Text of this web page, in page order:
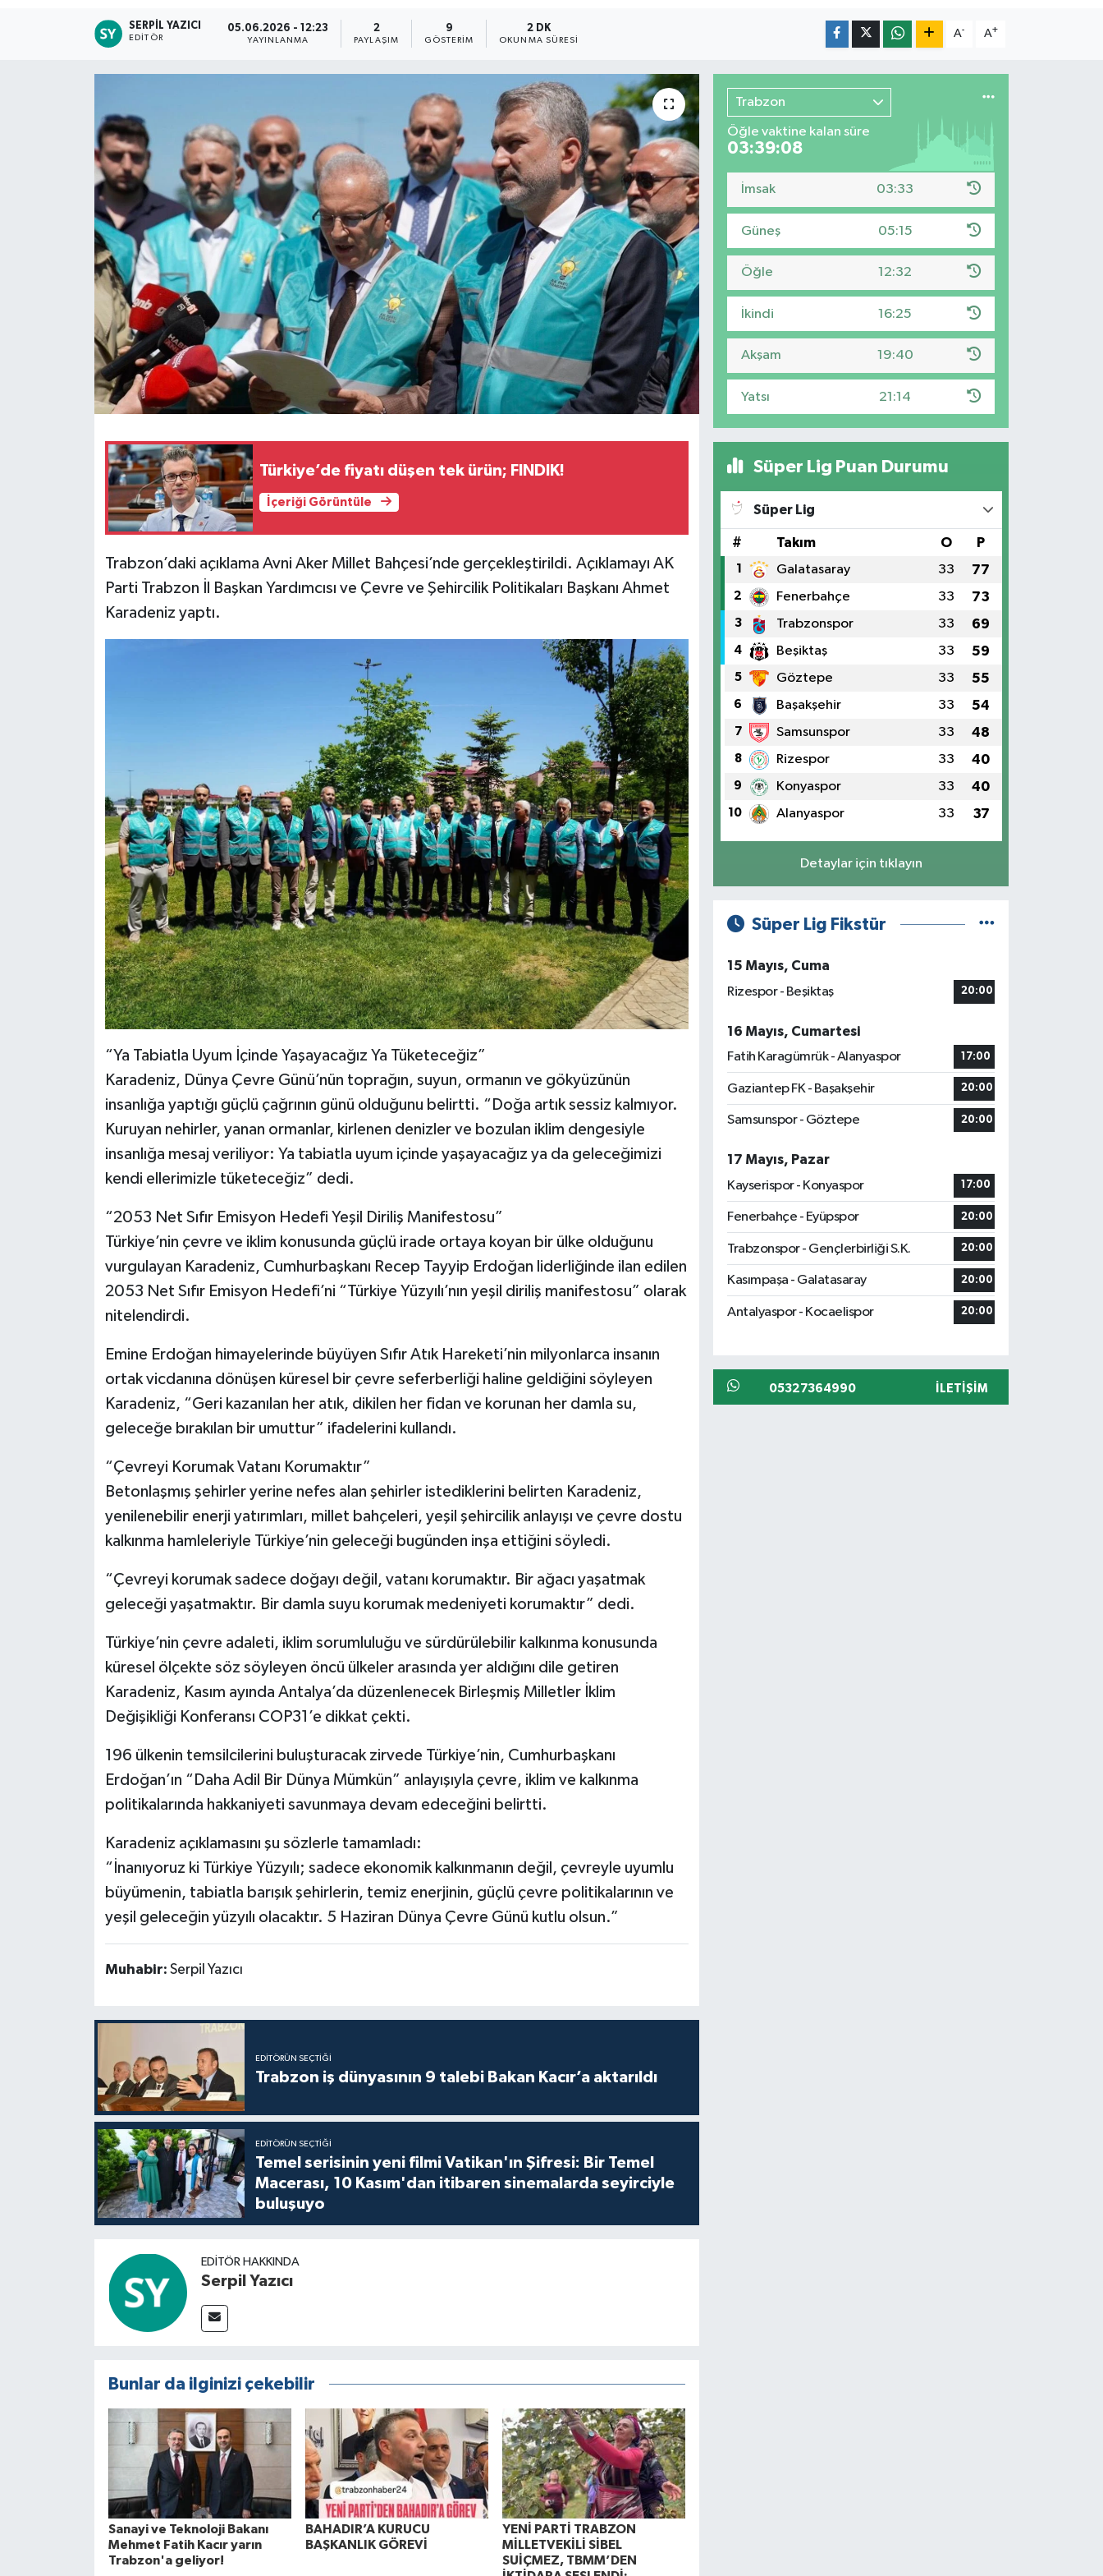
SERPIL YAZICI
EDITÖR
05.06.2026 - 12:23
YAYINLANMA
2
PAYLAŞIM
9
GÖSTERIM
2 DK
OKUNMA SÜRESI
A- A+
Türkiye’de fiyatı düşen tek ürün; FINDIK!
İçeriği Görüntüle
Trabzon’daki açıklama Avni Aker Millet Bahçesi’nde gerçekleştirildi. Açıklamayı AK
Parti Trabzon İl Başkan Yardımcısı ve Çevre ve Şehircilik Politikaları Başkanı Ahmet
Karadeniz yaptı.
“Ya Tabiatla Uyum İçinde Yaşayacağız Ya Tüketeceğiz”
Karadeniz, Dünya Çevre Günü’nün toprağın, suyun, ormanın ve gökyüzünün
insanlığa yaptığı güçlü çağrının günü olduğunu belirtti. “Doğa artık sessiz kalmıyor.
Kuruyan nehirler, yanan ormanlar, kirlenen denizler ve bozulan iklim dengesiyle
insanlığa mesaj veriliyor: Ya tabiatla uyum içinde yaşayacağız ya da geleceğimizi
kendi ellerimizle tüketeceğiz” dedi.
“2053 Net Sıfır Emisyon Hedefi Yeşil Diriliş Manifestosu”
Türkiye’nin çevre ve iklim konusunda güçlü irade ortaya koyan bir ülke olduğunu
vurgulayan Karadeniz, Cumhurbaşkanı Recep Tayyip Erdoğan liderliğinde ilan edilen
2053 Net Sıfır Emisyon Hedefi’ni “Türkiye Yüzyılı’nın yeşil diriliş manifestosu” olarak
nitelendirdi.
Emine Erdoğan himayelerinde büyüyen Sıfır Atık Hareketi’nin milyonlarca insanın
ortak vicdanına dönüşen küresel bir çevre seferberliği haline geldiğini söyleyen
Karadeniz, “Geri kazanılan her atık, dikilen her fidan ve korunan her damla su,
geleceğe bırakılan bir umuttur” ifadelerini kullandı.
“Çevreyi Korumak Vatanı Korumaktır”
Betonlaşmış şehirler yerine nefes alan şehirler istediklerini belirten Karadeniz,
yenilenebilir enerji yatırımları, millet bahçeleri, yeşil şehircilik anlayışı ve çevre dostu
kalkınma hamleleriyle Türkiye’nin geleceği bugünden inşa ettiğini söyledi.
“Çevreyi korumak sadece doğayı değil, vatanı korumaktır. Bir ağacı yaşatmak
geleceği yaşatmaktır. Bir damla suyu korumak medeniyeti korumaktır” dedi.
Türkiye’nin çevre adaleti, iklim sorumluluğu ve sürdürülebilir kalkınma konusunda
küresel ölçekte söz söyleyen öncü ülkeler arasında yer aldığını dile getiren
Karadeniz, Kasım ayında Antalya’da düzenlenecek Birleşmiş Milletler İklim
Değişikliği Konferansı COP31’e dikkat çekti.
196 ülkenin temsilcilerini buluşturacak zirvede Türkiye’nin, Cumhurbaşkanı
Erdoğan’ın “Daha Adil Bir Dünya Mümkün” anlayışıyla çevre, iklim ve kalkınma
politikalarında hakkaniyeti savunmaya devam edeceğini belirtti.
Karadeniz açıklamasını şu sözlerle tamamladı:
“İnanıyoruz ki Türkiye Yüzyılı; sadece ekonomik kalkınmanın değil, çevreyle uyumlu
büyümenin, tabiatla barışık şehirlerin, temiz enerjinin, güçlü çevre politikalarının ve
yeşil geleceğin yüzyılı olacaktır. 5 Haziran Dünya Çevre Günü kutlu olsun.”
Muhabir: Serpil Yazıcı
EDITÖRÜN SEÇTIĞI
Trabzon iş dünyasının 9 talebi Bakan Kacır’a aktarıldı
EDITÖRÜN SEÇTIĞI
Temel serisinin yeni filmi Vatikan'ın Şifresi: Bir Temel
Macerası, 10 Kasım'dan itibaren sinemalarda seyirciyle
buluşuyo
EDITÖR HAKKINDA
Serpil Yazıcı
Bunlar da ilginizi çekebilir
Sanayi ve Teknoloji Bakanı
Mehmet Fatih Kacır yarın
Trabzon'a geliyor!
BAHADIR’A KURUCU
BAŞKANLIK GÖREVİ
YENİ PARTİ TRABZON
MİLLETVEKİLİ SİBEL
SUİÇMEZ, TBMM’DEN
Trabzon
Öğle vaktine kalan süre
03:39:06
İmsak 03:33
Güneş 05:15
Öğle 12:32
İkindi 16:25
Akşam 19:40
Yatsı 21:14
Süper Lig Puan Durumu
Süper Lig
# Takım O P
1 Galatasaray 33 77
2 Fenerbahçe 33 73
3 Trabzonspor 33 69
4 Beşiktaş 33 59
5 Göztepe 33 55
6 Başakşehir 33 54
7 Samsunspor 33 48
8 Rizespor 33 40
9 Konyaspor 33 40
10 Alanyaspor 33 37
Detaylar için tıklayın
Süper Lig Fikstür
15 Mayıs, Cuma
Rizespor - Beşiktaş
20:00
16 Mayıs, Cumartesi
Fatih Karagümrük - Alanyaspor
17:00
Gaziantep FK - Başakşehir 20:00
Samsunspor - Göztepe 20:00
17 Mayıs, Pazar
Kayserispor - Konyaspor
17:00
Fenerbahçe - Eyüpspor 20:00
Trabzonspor - Gençlerbirliği S.K. 20:00
Kasımpaşa - Galatasaray 20:00
Antalyaspor - Kocaelispor 20:00
05327364990 İLETIŞIM